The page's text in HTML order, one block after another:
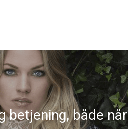
betjening, både når